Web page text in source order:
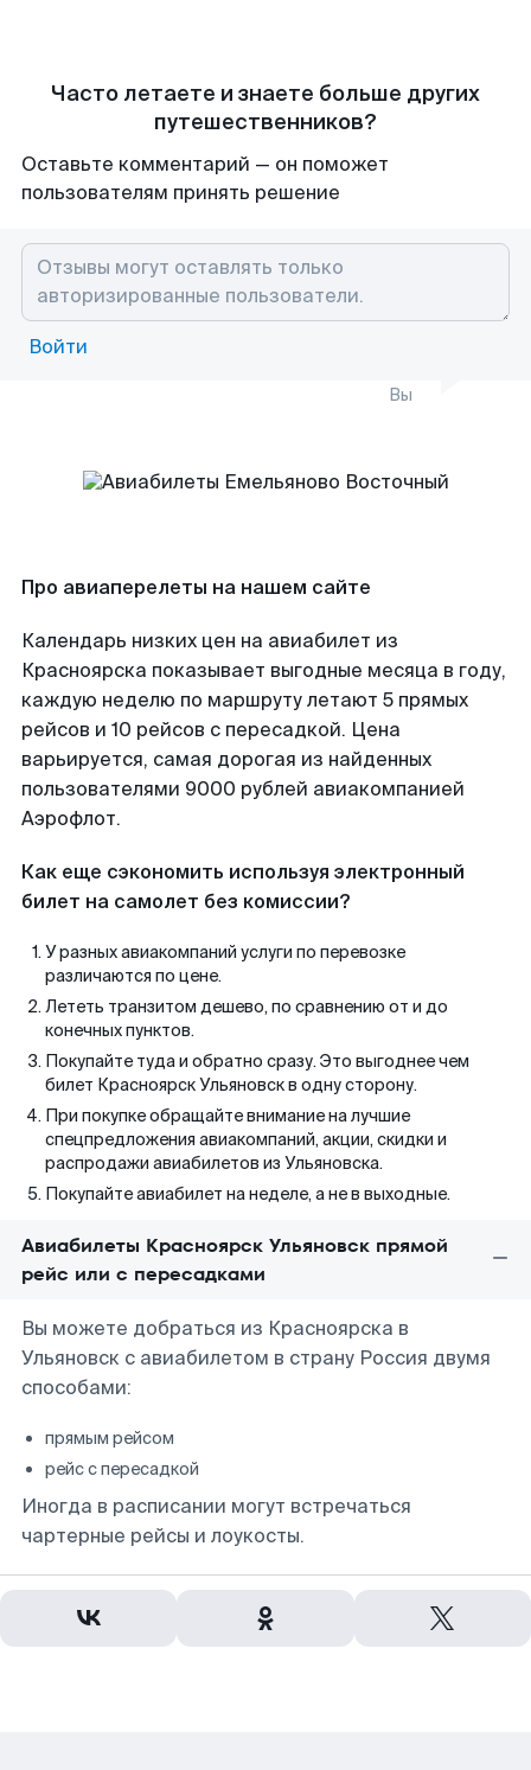
Часто летаете и знаете больше других
путешественников?
Оставьте комментарий — он поможет
пользователям принять решение
Войти
Вы
Про авиаперелеты на нашем сайте
Календарь низких цен на авиабилет из
Красноярска показывает выгодные месяца в году,
каждую неделю по маршруту летают 5 прямых
рейсов и 10 рейсов с пересадкой. Цена
варьируется, самая дорогая из найденных
пользователями 9000 рублей авиакомпанией
Аэрофлот.
Как еще сэкономить используя электронный
билет на самолет без комиссии?
У разных авиакомпаний услуги по перевозке
различаются по цене.
Лететь транзитом дешево, по сравнению от и до
конечных пунктов.
Покупайте туда и обратно сразу. Это выгоднее чем
билет Красноярск Ульяновск в одну сторону.
При покупке обращайте внимание на лучшие
спецпредложения авиакомпаний, акции, скидки и
распродажи авиабилетов из Ульяновска.
Покупайте авиабилет на неделе, а не в выходные.
Авиабилеты Красноярск Ульяновск прямой
рейс или с пересадками
Вы можете добраться из Красноярска в
Ульяновск с авиабилетом в страну Россия двумя
способами:
прямым рейсом
рейс с пересадкой
Иногда в расписании могут встречаться
чартерные рейсы и лоукосты.